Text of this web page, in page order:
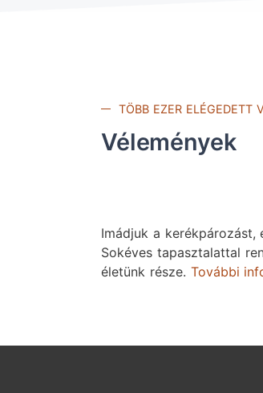
TÖBB EZER ELÉGEDETT
Vélemények
Imádjuk a
Sokéves tapasztalattal
életünk része. További